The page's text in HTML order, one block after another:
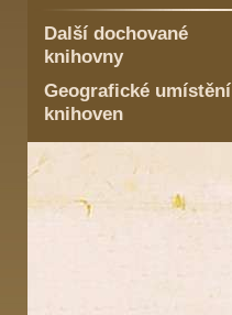
Další dochované
knihovny
Geografické umístění
knihoven